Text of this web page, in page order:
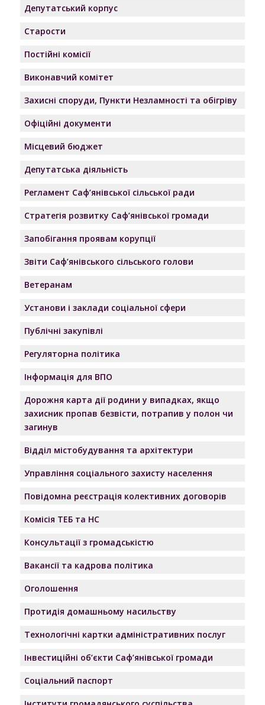
Депутатський корпус
Старости
Постійні комісії
Виконавчий комітет
Захисні споруди, Пункти Незламності та обігріву
Офіційні документи
Місцевий бюджет
Депутатська діяльність
Регламент Саф’янівської сільської ради
Стратегія розвитку Саф’янівської громади
Запобігання проявам корупції
Звіти Саф’янівського сільського голови
Ветеранам
Установи і заклади соціальної сфери
Публічні закупівлі
Регуляторна політика
Інформація для ВПО
Дорожня карта дії родини у випадках, якщо
захисник пропав безвісти, потрапив у полон чи
загинув
Відділ містобудування та архітектури
Управління соціального захисту населення
Повідомна реєстрація колективних договорів
Комісія ТЕБ та НС
Консультації з громадськістю
Вакансії та кадрова політика
Оголошення
Протидія домашньому насильству
Технологічні картки адміністративних послуг
Інвестиційні об’єкти Саф’янівської громади
Соціальний паспорт